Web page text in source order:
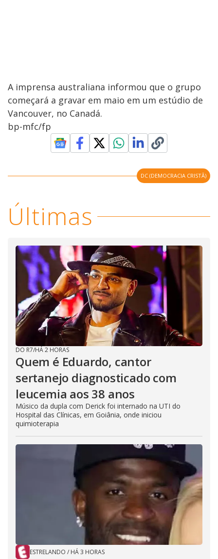
A imprensa australiana informou que o grupo
começará a gravar em maio em um estúdio de
Vancouver, no Canadá.
bp-mfc/fp
DC (DEMOCRACIA CRISTÃ)
Últimas
DO R7/HÁ 2 HORAS
Quem é Eduardo, cantor
sertanejo diagnosticado com
leucemia aos 38 anos
Músico da dupla com Derick foi internado na UTI do
Hospital das Clínicas, em Goiânia, onde iniciou
quimioterapia
ESTRELANDO / HÁ 3 HORAS